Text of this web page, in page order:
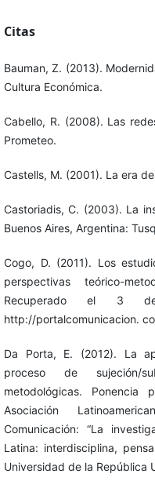
Citas
Bauman, Z. (2013).
Cultura Económica.
Cabello, R. (2008). Las
Prometeo.
Castells, M. (2001). La era
Castoriadis, C. (2003). La
Buenos Aires, Argentina:
Cogo, D. (2011). Los
perspectivas teórico-
Recuperado el 3
http://portalcomunicacion.
Da Porta, E. (2012). La
proceso de sujeción/
metodológicas.
Asociación
Comunicación: “La
Latina: interdisciplina,
Universidad de la República